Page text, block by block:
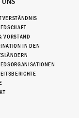
VORSTAND
IN DEN